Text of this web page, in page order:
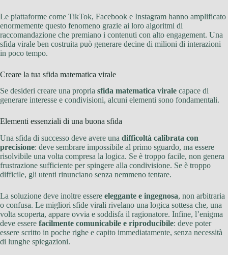
Le piattaforme come TikTok, Facebook e Instagram hanno amplificato
enormemente questo fenomeno grazie ai loro algoritmi di
raccomandazione che premiano i contenuti con alto engagement. Una
sfida virale ben costruita può generare decine di milioni di interazioni
in poco tempo.
Creare la tua sfida matematica virale
Se desideri creare una propria sfida matematica virale capace di
generare interesse e condivisioni, alcuni elementi sono fondamentali.
Elementi essenziali di una buona sfida
Una sfida di successo deve avere una difficoltà calibrata con
precisione: deve sembrare impossibile al primo sguardo, ma essere
risolvibile una volta compresa la logica. Se è troppo facile, non genera
frustrazione sufficiente per spingere alla condivisione. Se è troppo
difficile, gli utenti rinunciano senza nemmeno tentare.
La soluzione deve inoltre essere eleggante e ingegnosa, non arbitraria
o confusa. Le migliori sfide virali rivelano una logica sottesa che, una
volta scoperta, appare ovvia e soddisfa il ragionatore. Infine, l’enigma
deve essere facilmente comunicabile e riproducibile: deve poter
essere scritto in poche righe e capito immediatamente, senza necessità
di lunghe spiegazioni.